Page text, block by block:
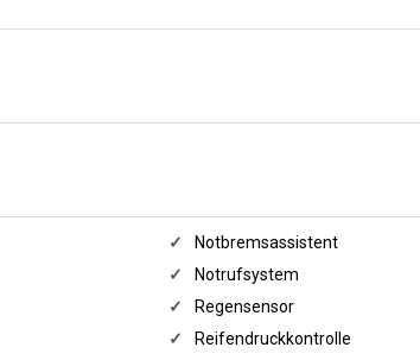
✓
Notbremsassistent
✓
Notrufsystem
✓
Regensensor
✓
Reifendruckkontrolle